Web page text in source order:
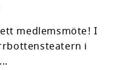
medlemsmöte! I
i